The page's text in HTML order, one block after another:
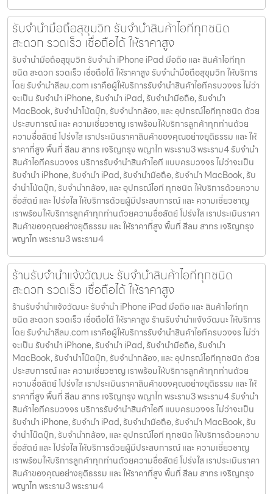
รับจำนำมือถือสุขุมวิท รับจำนำสินค้าไอทีทุกชนิด
สะดวก รวดเร็ว เชื่อถือได้ ให้ราคาสูง
รับจำนำมือถือสุขุมวิท รับจำนำ iPhone iPad มือถือ และ สินค้าไอทีทุก
ชนิด สะดวก รวดเร็ว เชื่อถือได้ ให้ราคาสูง รับจำนำมือถือสุขุมวิท ให้บริการ
โดย รับจํานําสีลม.com เราคือผู้ให้บริการรับจำนำสินค้าไอทีครบวงจร ไม่ว่า
จะเป็น รับจำนำ iPhone, รับจำนำ iPad, รับจำนำมือถือ, รับจำนำ
MacBook, รับจำนำโน้ตบุ๊ก, รับจำนำกล้อง, และ อุปกรณ์ไอทีทุกชนิด ด้วย
ประสบการณ์ และ ความเชี่ยวชาญ เราพร้อมให้บริการลูกค้าทุกท่านด้วย
ความซื่อสัตย์ โปร่งใส เราประเมินราคาสินค้าของคุณอย่างยุติธรรม และ ให้
ราคาที่สูง พื้นที่ สีลม สาทร เจริญกรุง พญาไท พระราม3 พระราม4 รับจำนำ
สินค้าไอทีครบวงจร บริการรับจำนำสินค้าไอที แบบครบวงจร ไม่ว่าจะเป็น
รับจำนำ iPhone, รับจำนำ iPad, รับจำนำมือถือ, รับจำนำ MacBook, รับ
จำนำโน้ตบุ๊ก, รับจำนำกล้อง, และ อุปกรณ์ไอที ทุกชนิด ให้บริการด้วยความ
ซื่อสัตย์ และ โปร่งใส ให้บริการด้วยผู้มีประสบการณ์ และ ความเชี่ยวชาญ
เราพร้อมให้บริการลูกค้าทุกท่านด้วยความซื่อสัตย์ โปร่งใส เราประเมินราคา
สินค้าของคุณอย่างยุติธรรม และ ให้ราคาที่สูง พื้นที่ สีลม สาทร เจริญกรุง
พญาไท พระราม3 พระราม4
ร้านรับจำนำแจ้งวัฒนะ รับจำนำสินค้าไอทีทุกชนิด
สะดวก รวดเร็ว เชื่อถือได้ ให้ราคาสูง
ร้านรับจำนำแจ้งวัฒนะ รับจำนำ iPhone iPad มือถือ และ สินค้าไอทีทุก
ชนิด สะดวก รวดเร็ว เชื่อถือได้ ให้ราคาสูง ร้านรับจำนำแจ้งวัฒนะ ให้บริการ
โดย รับจํานําสีลม.com เราคือผู้ให้บริการรับจำนำสินค้าไอทีครบวงจร ไม่ว่า
จะเป็น รับจำนำ iPhone, รับจำนำ iPad, รับจำนำมือถือ, รับจำนำ
MacBook, รับจำนำโน๊ตบุ๊ก, รับจำนำกล้อง, และ อุปกรณ์ไอทีทุกชนิด ด้วย
ประสบการณ์ และ ความเชี่ยวชาญ เราพร้อมให้บริการลูกค้าทุกท่านด้วย
ความซื่อสัตย์ โปร่งใส เราประเมินราคาสินค้าของคุณอย่างยุติธรรม และ ให้
ราคาที่สูง พื้นที่ สีลม สาทร เจริญกรุง พญาไท พระราม3 พระราม4 รับจำนำ
สินค้าไอทีครบวงจร บริการรับจำนำสินค้าไอที แบบครบวงจร ไม่ว่าจะเป็น
รับจำนำ iPhone, รับจำนำ iPad, รับจำนำมือถือ, รับจำนำ MacBook, รับ
จำนำโน๊ตบุ๊ก, รับจำนำกล้อง, และ อุปกรณ์ไอที ทุกชนิด ให้บริการด้วยความ
ซื่อสัตย์ และ โปร่งใส ให้บริการด้วยผู้มีประสบการณ์ และ ความเชี่ยวชาญ
เราพร้อมให้บริการลูกค้าทุกท่านด้วยความซื่อสัตย์ โปร่งใส เราประเมินราคา
สินค้าของคุณอย่างยุติธรรม และ ให้ราคาที่สูง พื้นที่ สีลม สาทร เจริญกรุง
พญาไท พระราม3 พระราม4